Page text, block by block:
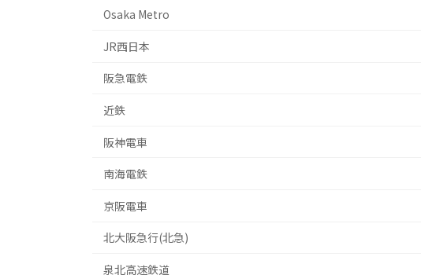
Osaka Metro
JR西日本
阪急電鉄
近鉄
阪神電車
南海電鉄
京阪電車
北大阪急行(北急)
泉北高速鉄道